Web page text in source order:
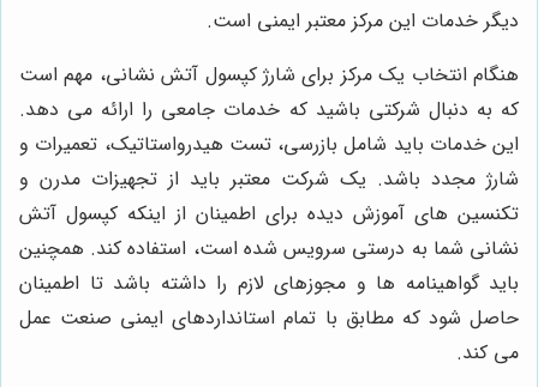
دیگر خدمات این مرکز معتبر ایمنی است.
هنگام انتخاب یک مرکز برای شارژ کپسول آتش نشانی، مهم است
که به دنبال شرکتی باشید که خدمات جامعی را ارائه می دهد.
این خدمات باید شامل بازرسی، تست هیدرواستاتیک، تعمیرات و
شارژ مجدد باشد. یک شرکت معتبر باید از تجهیزات مدرن و
تکنسین های آموزش دیده برای اطمینان از اینکه کپسول آتش
نشانی شما به درستی سرویس شده است، استفاده کند. همچنین
باید گواهینامه ها و مجوزهای لازم را داشته باشد تا اطمینان
حاصل شود که مطابق با تمام استانداردهای ایمنی صنعت عمل
می کند.